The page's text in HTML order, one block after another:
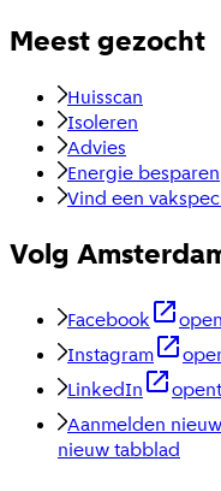
Meest gezocht
Huisscan
Isoleren
Advies
Energie besparen
Vind een
Volg
Facebook
Instagram
LinkedIn
Aanmelden
nieuw tabblad